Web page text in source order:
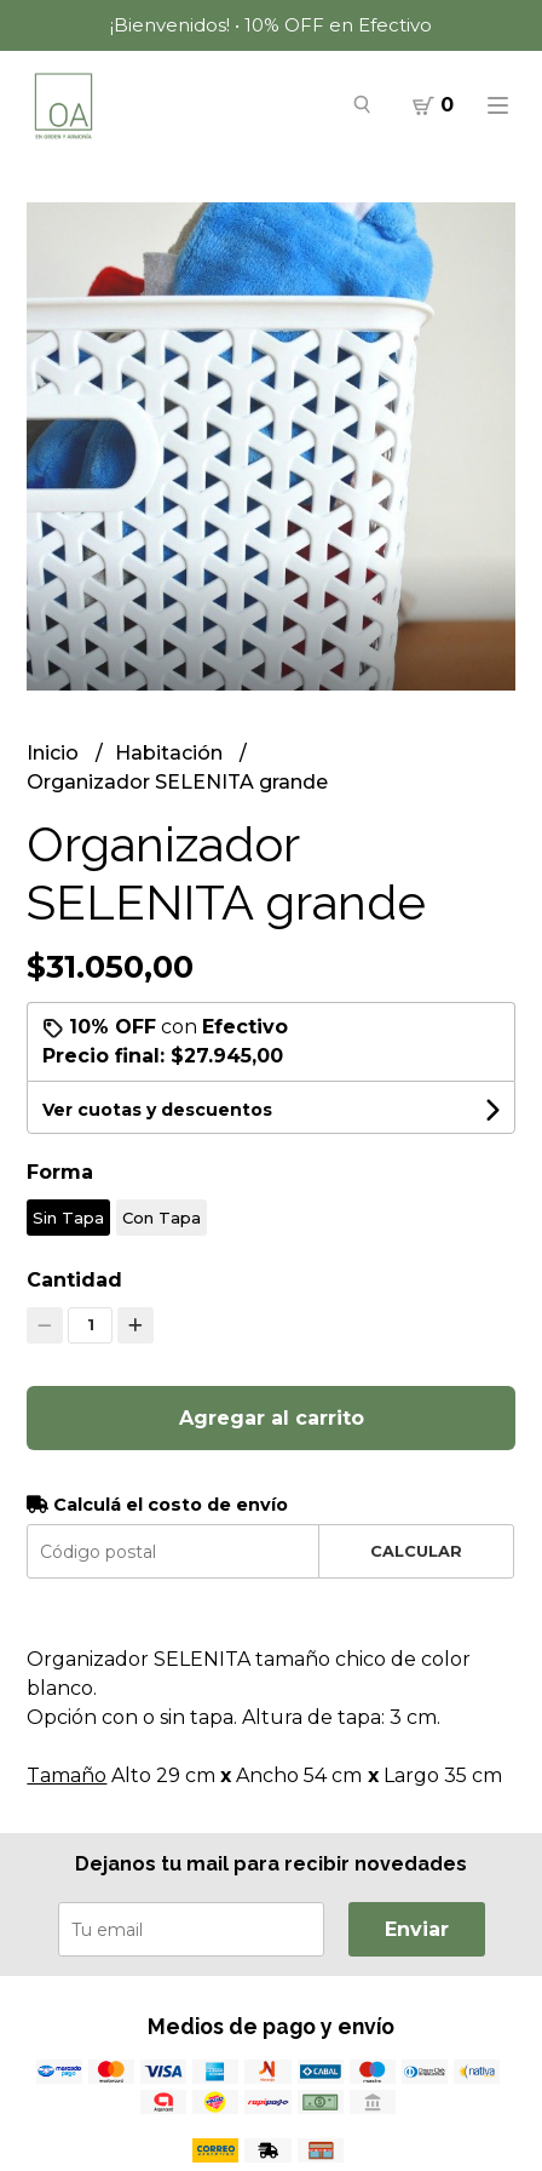
¡Bienvenidos! • 10% OFF en Efectivo
0
Inicio
Habitación
Organizador SELENITA grande
Organizador
SELENITA grande
$31.050,00
10% OFF con Efectivo
Precio final: $27.945,00
Ver cuotas y descuentos
Forma
Sin Tapa Con Tapa
Cantidad
1
Agregar al carrito
Calculá el costo de envío
CALCULAR
Organizador SELENITA tamaño chico de color
blanco.
Opción con o sin tapa. Altura de tapa: 3 cm.
Tamaño Alto 29 cmx Ancho 54 cm x Largo 35 cm
Dejanos tu mail para recibir novedades
Enviar
Medios de pago y envío